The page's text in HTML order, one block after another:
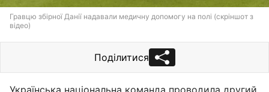
Гравцю збірної Данії надавали медичну допомогу на полі (скріншот з
відео)
Поділитися